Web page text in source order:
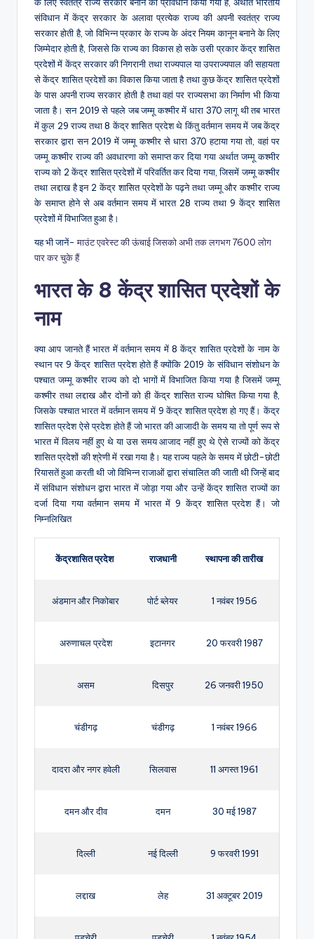
संविधान में केंद्र सरकार के अलावा प्रत्येक राज्य की अपनी स्वतंत्र राज्य
सरकार होती है, जो विभिन्न प्रकार के राज्य के अंदर नियम कानून बनाने के लिए
जिम्मेदार होती है, जिससे कि राज्य का विकास हो सके उसी प्रकार केंद्र शासित
प्रदेशों में केंद्र सरकार की निगरानी तथा राज्यपाल या उपराज्यपाल की सहायता
से केंद्र शासित प्रदेशों का विकास किया जाता है तथा कुछ केंद्र शासित प्रदेशों
के पास अपनी राज्य सरकार होती है तथा वहां पर राज्यसभा का निर्माण भी किया
जाता है। सन 2019 से पहले जब जम्मू कश्मीर में धारा 370 लागू थी तब भारत
में कुल 29 राज्य तथा 8 केंद्र शासित प्रदेश थे किंतु वर्तमान समय में जब केंद्र
सरकार द्वारा सन 2019 में जम्मू कश्मीर से धारा 370 हटाया गया तो, वहां पर
जम्मू कश्मीर राज्य की अवधारणा को समाप्त कर दिया गया अर्थात जम्मू कश्मीर
राज्य को 2 केंद्र शासित प्रदेशों में परिवर्तित कर दिया गया, जिसमें जम्मू कश्मीर
तथा लद्दाख है इन 2 केंद्र शासित प्रदेशों के पढ़ने तथा जम्मू और कश्मीर राज्य
के समाप्त होने से अब वर्तमान समय में भारत 28 राज्य तथा 9 केंद्र शासित
प्रदेशों में विभाजित हुआ है।
यह भी जानें-माउंट एवरेस्ट की ऊंचाई जिसको अभी तक लगभग 7600 लोग
पार कर चुके हैं
भारत के 8 केंद्र शासित प्रदेशों के
नाम
क्या आप जानते हैं भारत में वर्तमान समय में 8 केंद्र शासित प्रदेशों के नाम के
स्थान पर 9 केंद्र शासित प्रदेश होते हैं क्योंकि 2019 के संविधान संशोधन के
पश्चात जम्मू कश्मीर राज्य को दो भागों में विभाजित किया गया है जिसमें जम्मू
कश्मीर तथा लद्दाख और दोनों को ही केंद्र शासित राज्य घोषित किया गया है,
जिसके पश्चात भारत में वर्तमान समय में 9 केंद्र शासित प्रदेश हो गए हैं। केंद्र
शासित प्रदेश ऐसे प्रदेश होते हैं जो भारत की आजादी के समय या तो पूर्ण रूप से
भारत में विलय नहीं हुए थे या उस समय आजाद नहीं हुए थे ऐसे राज्यों को केंद्र
शासित प्रदेशों की श्रेणी में रखा गया है। यह राज्य पहले के समय में छोटी-छोटी
रियासतें हुआ करती थी जो विभिन्न राजाओं द्वारा संचालित की जाती थी जिन्हें बाद
में संविधान संशोधन द्वारा भारत में जोड़ा गया और उन्हें केंद्र शासित राज्यों का
दर्जा दिया गया वर्तमान समय में भारत में 9 केंद्र शासित प्रदेश हैं। जो
निम्नलिखित
केंद्रशासित प्रदेश राजधानी स्थापना की तारीख
अंडमान और निकोबार पोर्ट ब्लेयर 1 नवंबर 1956
अरुणाचल प्रदेश इटानगर 20 फरवरी 1987
असम दिसपुर 26 जनवरी 1950
चंडीगढ़ चंडीगढ़ 1 नवंबर 1966
दादरा और नगर हवेली सिलवास 11 अगस्त 1961
दमन और दीव दमन 30 मई 1987
दिल्ली नई दिल्ली 9 फरवरी 1991
लद्दाख लेह 31 अक्टूबर 2019